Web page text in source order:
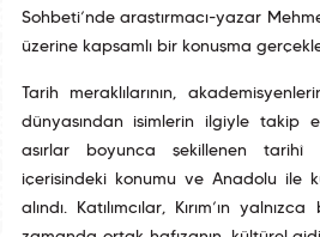
Sohbeti’nde araştırmacı-yazar
üzerine kapsamlı bir konuşma
Tarih meraklılarının,
dünyasından isimlerin ilgiyle takip
asırlar boyunca şekillenen tarihî
içerisindeki konumu ve Anadolu ile
alındı. Katılımcılar, Kırım’ın